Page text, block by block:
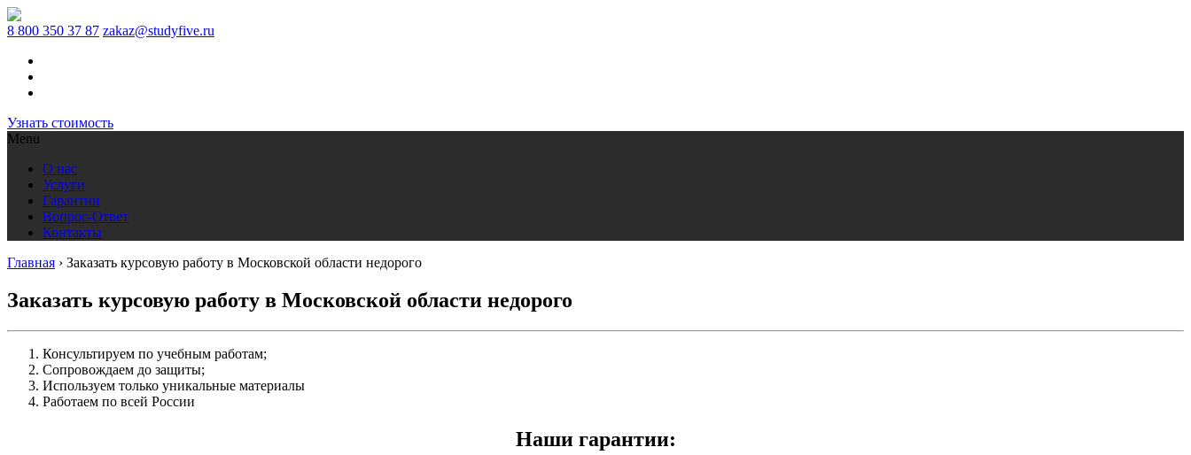
8 800 350 37 87 zakaz@studyfive.ru
Узнать стоимость
Menu
О нас
Услуги
Гарантии
Вопрос-Ответ
Контакты
Главная › Заказать курсовую работу в Московской области недорого
Заказать курсовую работу в Московской области недорого
Консультируем по учебным работам;
Сопровождаем до защиты;
Используем только уникальные материалы
Работаем по всей России
Наши гарантии: